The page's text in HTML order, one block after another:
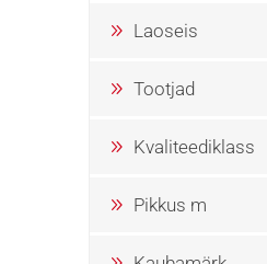
Laoseis
Tootjad
Kvaliteediklass
Pikkus m